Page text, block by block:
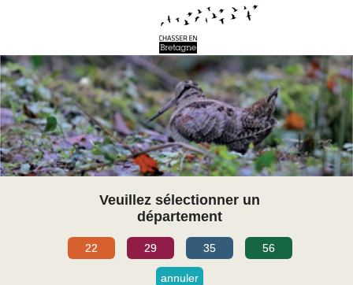
Veuillez sélectionner un
département
22 29 35 56
annuler